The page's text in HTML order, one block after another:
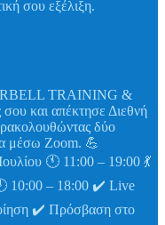
TRAINING &
και απέκτησε Διεθνή
δύο
μέσω Zoom. 💪
🕚 11:00 – 19:00 💃
10:00 – 18:00 ✔️ Live
✔️ Πρόσβαση στο